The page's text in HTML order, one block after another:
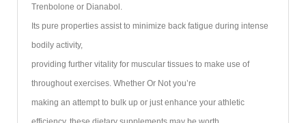
Trenbolone or Dianabol.
Its pure properties assist to minimize back fatigue during intense
bodily activity,
providing further vitality for muscular tissues to make use of
throughout exercises. Whether Or Not you’re
making an attempt to bulk up or just enhance your athletic